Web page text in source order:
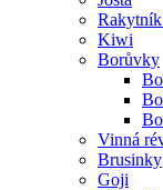
Kiwi
Borůvky
Vinná
Brusinky
Goji